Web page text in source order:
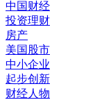
中国财经
投资理财
房产
美国股市
中小企业
起步创新
财经人物